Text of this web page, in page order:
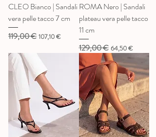
CLEO Bianco | Sandali
vera pelle tacco 7 cm
Prezzo regolare
119,00 € Prezzo scontato
107,10 €
ROMA Nero | Sandali
plateau vera pelle tacco
11 cm
Prezzo regolare
129,00 € Prezzo scontato
64,50 €